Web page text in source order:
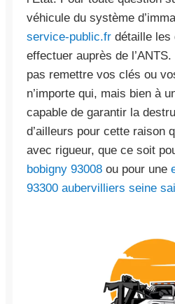
véhicule du système
service-public.fr détaille les
effectuer auprès de
pas remettre vos clés ou
n’importe qui, mais bien à
capable de garantir la
d’ailleurs pour cette raison
avec rigueur, que ce soit
bobigny 93008 ou pour une
93300 aubervilliers seine